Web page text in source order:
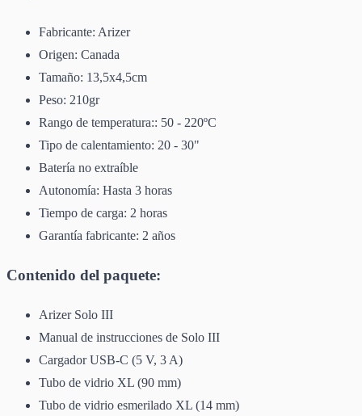
Fabricante: Arizer
Origen: Canada
Tamaño: 13,5x4,5cm
Peso: 210gr
Rango de temperatura:: 50 - 220ºC
Tipo de calentamiento: 20 - 30"
Batería no extraíble
Autonomía: Hasta 3 horas
Tiempo de carga: 2 horas
Garantía fabricante: 2 años
Contenido del paquete:
Arizer Solo III
Manual de instrucciones de Solo III
Cargador USB-C (5 V, 3 A)
Tubo de vidrio XL (90 mm)
Tubo de vidrio esmerilado XL (14 mm)